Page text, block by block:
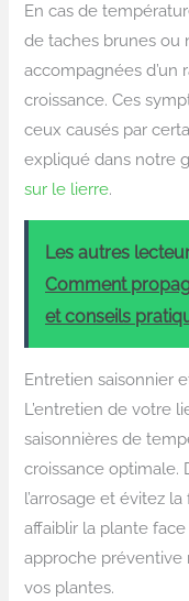
En cas de
de taches brunes ou
accompagnées d’un
croissance. Ces
ceux causés par
expliqué dans notre
sur le lierre.
Les autres
Comment
et conseils
Entretien saisonnier
L’entretien de votre
saisonnières de
croissance optimale.
l’arrosage et évitez
affaiblir la plante
approche préventive
vos plantes.